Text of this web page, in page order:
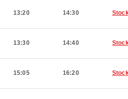
13:20 14:30
13:30 14:40
15:05 16:20